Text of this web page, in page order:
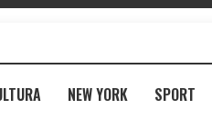
NEW YORK SPORT